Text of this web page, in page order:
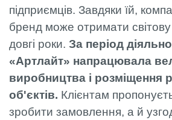
підприємців. Завдяки їй,
бренд може отримати світову
довгі роки. За період
«Артлайт» напрацювала
виробництва і розміщення
об'єктів. Клієнтам
зробити замовлення, а й